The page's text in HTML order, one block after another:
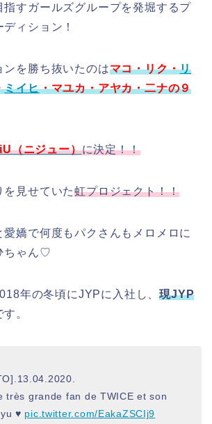
指すガールズグループを発堀するプ
ィション！
を勝ち抜いたのはマコ・リク・リ
ミイヒ・マユカ・アヤカ・二ナの９
（ニジュー）に決定！！
を見せていた虹プロジェクト！！
愛嬌で何度もパクさんもメロメロに
ちゃん♡
年の冬頃にJYPに入社し、現JYP
。
très grande fan de TWICE et son
♥ pic.twitter.com/EakaZSCIj9